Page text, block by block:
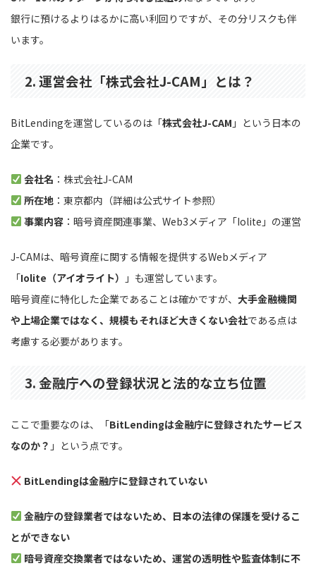
銀行に預けるよりはるかに高い利回りですが、その分リスクも伴
います。
2. 運営会社「株式会社J-CAM」とは？
BitLendingを運営しているのは「株式会社J-CAM 」という日本の
企業です。
会社名 ：株式会社J-CAM
所在地：東京都内（詳細は公式サイト参照）
事業内容：暗号資産関連事業、Web3メディア「Iolite」の運営
J-CAMは、暗号資産に関する情報を提供するWebメディア
「Iolite（アイオライト）
」も運営しています。
暗号資産に特化した企業であることは確かですが、 大手金融機関
や上場企業ではなく、規模もそれほど大きくない会社である点は
考慮する必要があります。
3. 金融庁への登録状況と法的な立ち位置
ここで重要なのは、「BitLendingは金融庁に登録されたサービス
なのか？ 」という点です。
BitLendingは金融庁に登録されていない
金融庁の登録業者ではないため、日本の法律の保護を受けるこ
とができない
暗号資産交換業者ではないため、運営の透明性や監査体制に不